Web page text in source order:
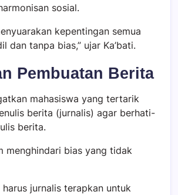
sosial.
kepentingan semua
dan tanpa bias,” ujar Ka’bati.
Pembuatan Berita
mahasiswa yang tertarik
berita (jurnalis) agar berhati-
berita.
menghindari bias yang tidak
harus jurnalis terapkan untuk